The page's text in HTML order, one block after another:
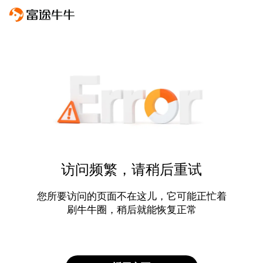
访问频繁，请稍后重试
您所要访问的页面不在这儿，它可能正忙着
刷牛牛圈，稍后就能恢复正常